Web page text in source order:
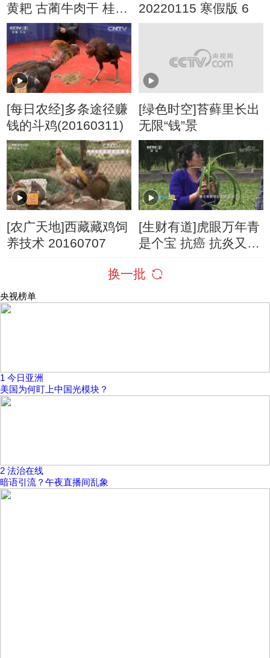
黄耙 古蔺牛肉干 桂圆
20160906
20220115 寒假版 6
[每日农经]多条途径赚
钱的斗鸡(20160311)
[绿色时空]苔藓里长出
无限“钱”景
[农广天地]西藏藏鸡饲
养技术 20160707
[生财有道]虎眼万年青
是个宝 抗癌 抗炎又抗
换一批
央视榜单
1 今日亚洲
美国为何盯上中国光模块？
2 法治在线
暗语引流？午夜直播间乱象